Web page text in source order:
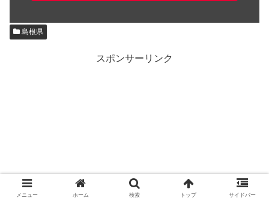
島根県
スポンサーリンク
メニュー ホーム 検索 トップ サイドバー